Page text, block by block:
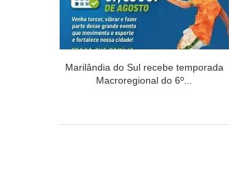
Marilândia do Sul recebe temporada
Macroregional do 6º...